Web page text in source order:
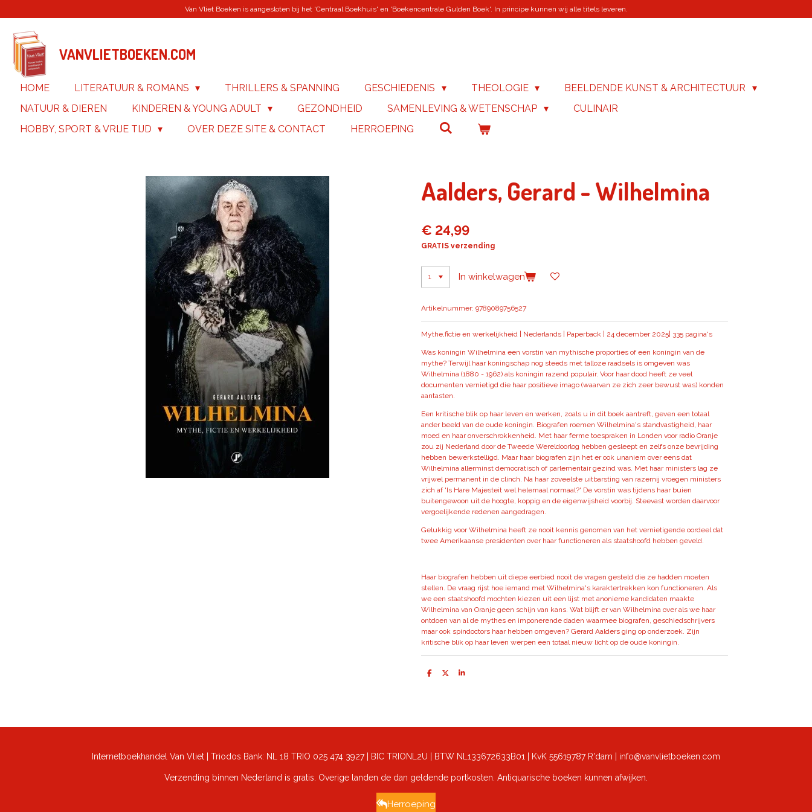
naar
hoofdinhoud
Van Vliet Boeken is aangesloten bij het 'Centraal Boekhuis' en 'Boekencentrale Gulden Boek'. In principe kunnen wij alle titels leveren.
VANVLIETBOEKEN.COM
HOME LITERATUUR & ROMANS THRILLERS & SPANNING GESCHIEDENIS THEOLOGIE
BEELDENDE KUNST & ARCHITECTUUR
NATUUR & DIEREN
KINDEREN & YOUNG ADULT GEZONDHEID SAMENLEVING & WETENSCHAP
CULINAIR
HOBBY, SPORT & VRIJE TIJD
OVER DEZE SITE & CONTACT HERROEPING
Aalders, Gerard - Wilhelmina
€ 24,99
GRATIS verzending
In winkelwagen
Artikelnummer: 9789089756527
Mythe,fictie en werkelijkheid | Nederlands | Paperback | 24 december 2025| 335 pagina's
Was koningin Wilhelmina een vorstin van mythische proporties of een koningin van de
mythe? Terwijl haar koningschap nog steeds met talloze raadsels is omgeven was
Wilhelmina (1880 - 1962) als koningin razend populair. Voor haar dood heeft ze veel
documenten vernietigd die haar positieve imago (waarvan ze zich zeer bewust was) konden
aantasten.
Een kritische blik op haar leven en werken, zoals u in dit boek aantreft, geven een totaal
ander beeld van de oude koningin. Biografen roemen Wilhelmina's standvastigheid, haar
moed en haar onverschrokkenheid. Met haar ferme toespraken in Londen voor radio Oranje
zou zij Nederland door de Tweede Wereldoorlog hebben gesleept en zelfs onze bevrijding
hebben bewerkstelligd. Maar haar biografen zijn het er ook unaniem over eens dat
Wilhelmina allerminst democratisch of parlementair gezind was. Met haar ministers lag ze
vrijwel permanent in de clinch. Na haar zoveelste uitbarsting van razernij vroegen ministers
zich af 'Is Hare Majesteit wel helemaal normaal?' De vorstin was tijdens haar buien
buitengewoon uit de hoogte, koppig en de eigenwijsheid voorbij. Steevast worden daarvoor
vergoelijkende redenen aangedragen.
Gelukkig voor Wilhelmina heeft ze nooit kennis genomen van het vernietigende oordeel dat
twee Amerikaanse presidenten over haar functioneren als staatshoofd hebben geveld.
Haar biografen hebben uit diepe eerbied nooit de vragen gesteld die ze hadden moeten
stellen. De vraag rijst hoe iemand met Wilhelmina's karaktertrekken kon functioneren. Als
we een staatshoofd mochten kiezen uit een lijst met anonieme kandidaten maakte
Wilhelmina van Oranje geen schijn van kans. Wat blijft er van Wilhelmina over als we haar
ontdoen van al de mythes en imponerende daden waarmee biografen, geschiedschrijvers
maar ook spindoctors haar hebben omgeven? Gerard Aalders ging op onderzoek. Zijn
kritische blik op haar leven werpen een totaal nieuw licht op de oude koningin.
D
D
S
Internetboekhandel Van Vliet | Triodos Bank: NL 18 TRIO 025 474 3927 | BIC TRIONL2U | BTW NL133672633B01 | KvK 55619787 R'dam | info@vanvlietboeken.com
Verzending binnen Nederland is gratis. Overige landen de dan geldende portkosten. Antiquarische boeken kunnen afwijken.
Herroeping